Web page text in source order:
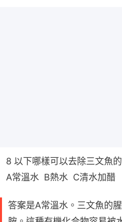
8 以下哪樣可以去除三文魚
A常溫水  B熱水  C清水加醋
答案是A常溫水。三文魚的